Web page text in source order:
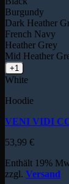
Burgundy
Dark Heather
French Navy
Heather Grey
Mid Heather
+1
White
Hoodie
VENI VIDI
53,99 €
Enthält 19%
zzgl. Versand